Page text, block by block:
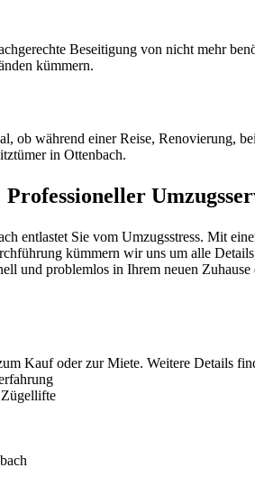
Beseitigung von nicht mehr
kümmern.
ob während einer Reise, Renovierung,
in Ottenbach.
entlastet Sie vom Umzugsstress. Mit
kümmern wir uns um alle
und problemlos in Ihrem neuen
Kauf oder zur Miete. Weitere Details
Zügellifte